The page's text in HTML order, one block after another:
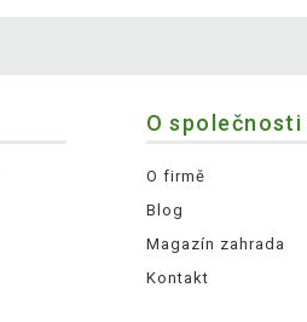
O společnosti
O firmě
Blog
Magazín zahrada
Kontakt